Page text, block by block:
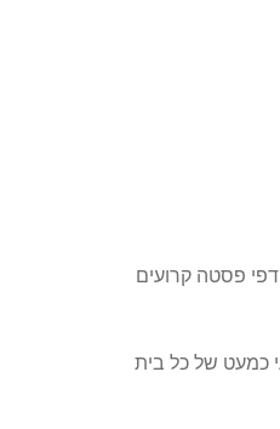
פסטה קרועים
כמעט של כל בית